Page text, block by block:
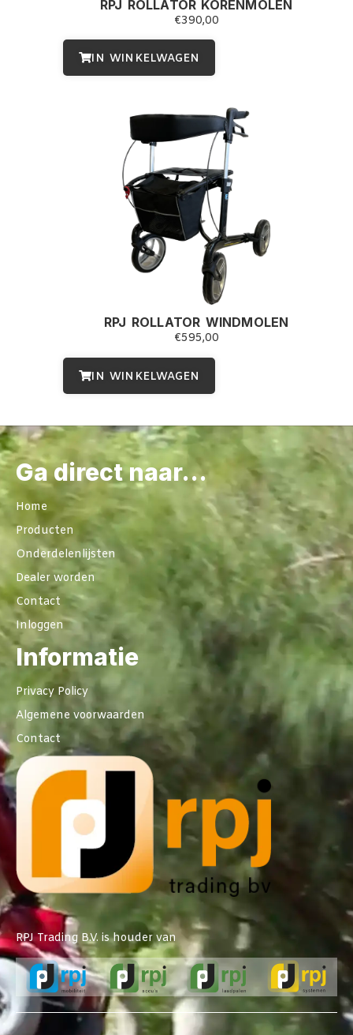
RPJ ROLLATOR KORENMOLEN
€390,00
IN WINKELWAGEN
RPJ ROLLATOR WINDMOLEN
€595,00
IN WINKELWAGEN
Ga direct naar...
Home
Producten
Onderdelenlijsten
Dealer worden
Contact
Inloggen
RPJ Trading B.V. is houder van
Informatie
Privacy Policy
Algemene voorwaarden
Contact